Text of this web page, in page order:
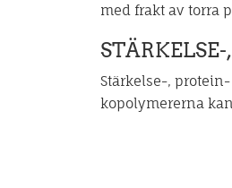
med frakt av torra
Stärkelse-,
kopolymererna